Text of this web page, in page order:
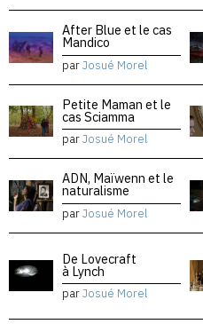
After Blue et le cas
Mandico
parJosué Morel
Petite Maman et le
cas Sciamma
parJosué Morel
ADN, Maïwenn et le
naturalisme
parJosué Morel
De Lovecraft
à Lynch
parJosué Morel